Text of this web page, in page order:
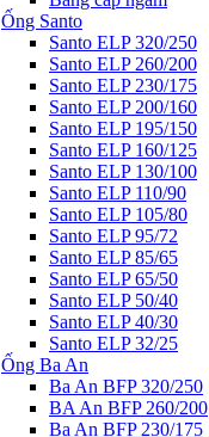
Ống Santo
Santo ELP 320/250
Santo ELP 260/200
Santo ELP 230/175
Santo ELP 200/160
Santo ELP 195/150
Santo ELP 160/125
Santo ELP 130/100
Santo ELP 110/90
Santo ELP 105/80
Santo ELP 95/72
Santo ELP 85/65
Santo ELP 65/50
Santo ELP 50/40
Santo ELP 40/30
Santo ELP 32/25
Ống Ba An
Ba An BFP 320/250
BA An BFP 260/200
Ba An BFP 230/175